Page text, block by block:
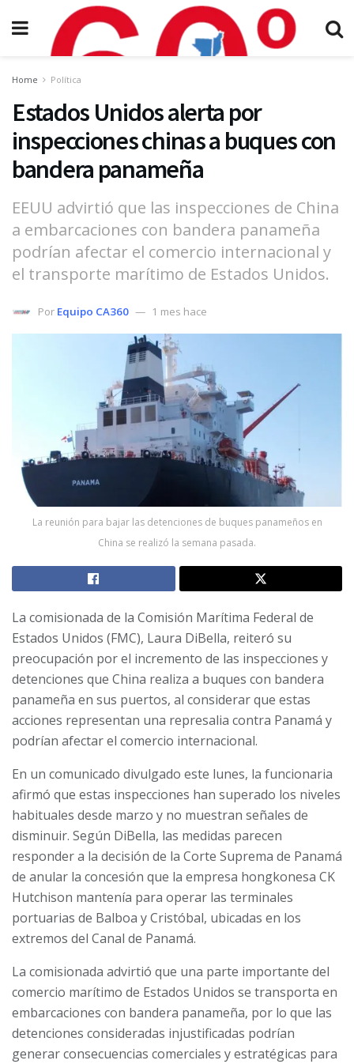
Home Política
Estados Unidos alerta por
inspecciones chinas a buques con
bandera panameña
EEUU advirtió que las inspecciones de China
a embarcaciones con bandera panameña
podrían afectar el comercio internacional y
el transporte marítimo de Estados Unidos.
Por Equipo CA360 1 mes hace
La reunión para bajar las detenciones de buques panameños en
China se realizó la semana pasada.
La comisionada de la Comisión Marítima Federal de
Estados Unidos (FMC), Laura DiBella, reiteró su
preocupación por el incremento de las inspecciones y
detenciones que China realiza a buques con bandera
panameña en sus puertos, al considerar que estas
acciones representan una represalia contra Panamá y
podrían afectar el comercio internacional.
En un comunicado divulgado este lunes, la funcionaria
afirmó que estas inspecciones han superado los niveles
habituales desde marzo y no muestran señales de
disminuir. Según DiBella, las medidas parecen
responder a la decisión de la Corte Suprema de Panamá
de anular la concesión que la empresa hongkonesa CK
Hutchison mantenía para operar las terminales
portuarias de Balboa y Cristóbal, ubicadas en los
extremos del Canal de Panamá.
La comisionada advirtió que una parte importante del
comercio marítimo de Estados Unidos se transporta en
embarcaciones con bandera panameña, por lo que las
detenciones consideradas injustificadas podrían
generar consecuencias comerciales y estratégicas para